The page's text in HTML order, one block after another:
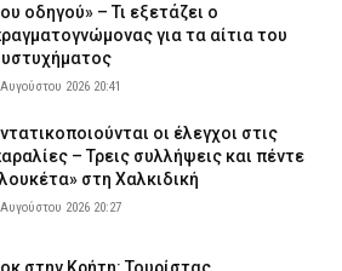
οδηγού» – Τι εξετάζει ο
για τα αίτια του
2026 20:41
οι έλεγχοι στις
– Τρεις συλλήψεις και πέντε
στη Χαλκιδική
2026 20:27